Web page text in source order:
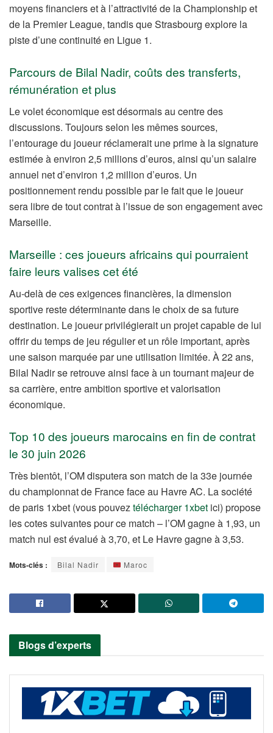
moyens financiers et à l’attractivité de la Championship et
de la Premier League, tandis que Strasbourg explore la
piste d’une continuité en Ligue 1.
Parcours de Bilal Nadir, coûts des transferts,
rémunération et plus
Le volet économique est désormais au centre des
discussions. Toujours selon les mêmes sources,
l’entourage du joueur réclamerait une prime à la signature
estimée à environ 2,5 millions d’euros, ainsi qu’un salaire
annuel net d’environ 1,2 million d’euros. Un
positionnement rendu possible par le fait que le joueur
sera libre de tout contrat à l’issue de son engagement avec
Marseille.
Marseille : ces joueurs africains qui pourraient
faire leurs valises cet été
Au-delà de ces exigences financières, la dimension
sportive reste déterminante dans le choix de sa future
destination. Le joueur privilégierait un projet capable de lui
offrir du temps de jeu régulier et un rôle important, après
une saison marquée par une utilisation limitée. À 22 ans,
Bilal Nadir se retrouve ainsi face à un tournant majeur de
sa carrière, entre ambition sportive et valorisation
économique.
Top 10 des joueurs marocains en fin de contrat
le 30 juin 2026
Très bientôt, l’OM disputera son match de la 33e journée
du championnat de France face au Havre AC. La société
de paris 1xbet (vous pouveztélécharger 1xbet ici) propose
les cotes suivantes pour ce match – l’OM gagne à 1,93, un
match nul est évalué à 3,70, et Le Havre gagne à 3,53.
Mots-clés : Bilal Nadir Maroc
Blogs d’experts